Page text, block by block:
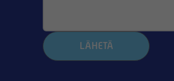
LÄHETÄ